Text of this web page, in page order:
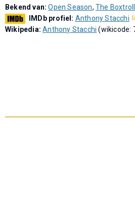
Bekend van:Open Season,The
IMDb profiel: Anthony Stacchi
Wikipedia:Anthony Stacchi (wikicode: